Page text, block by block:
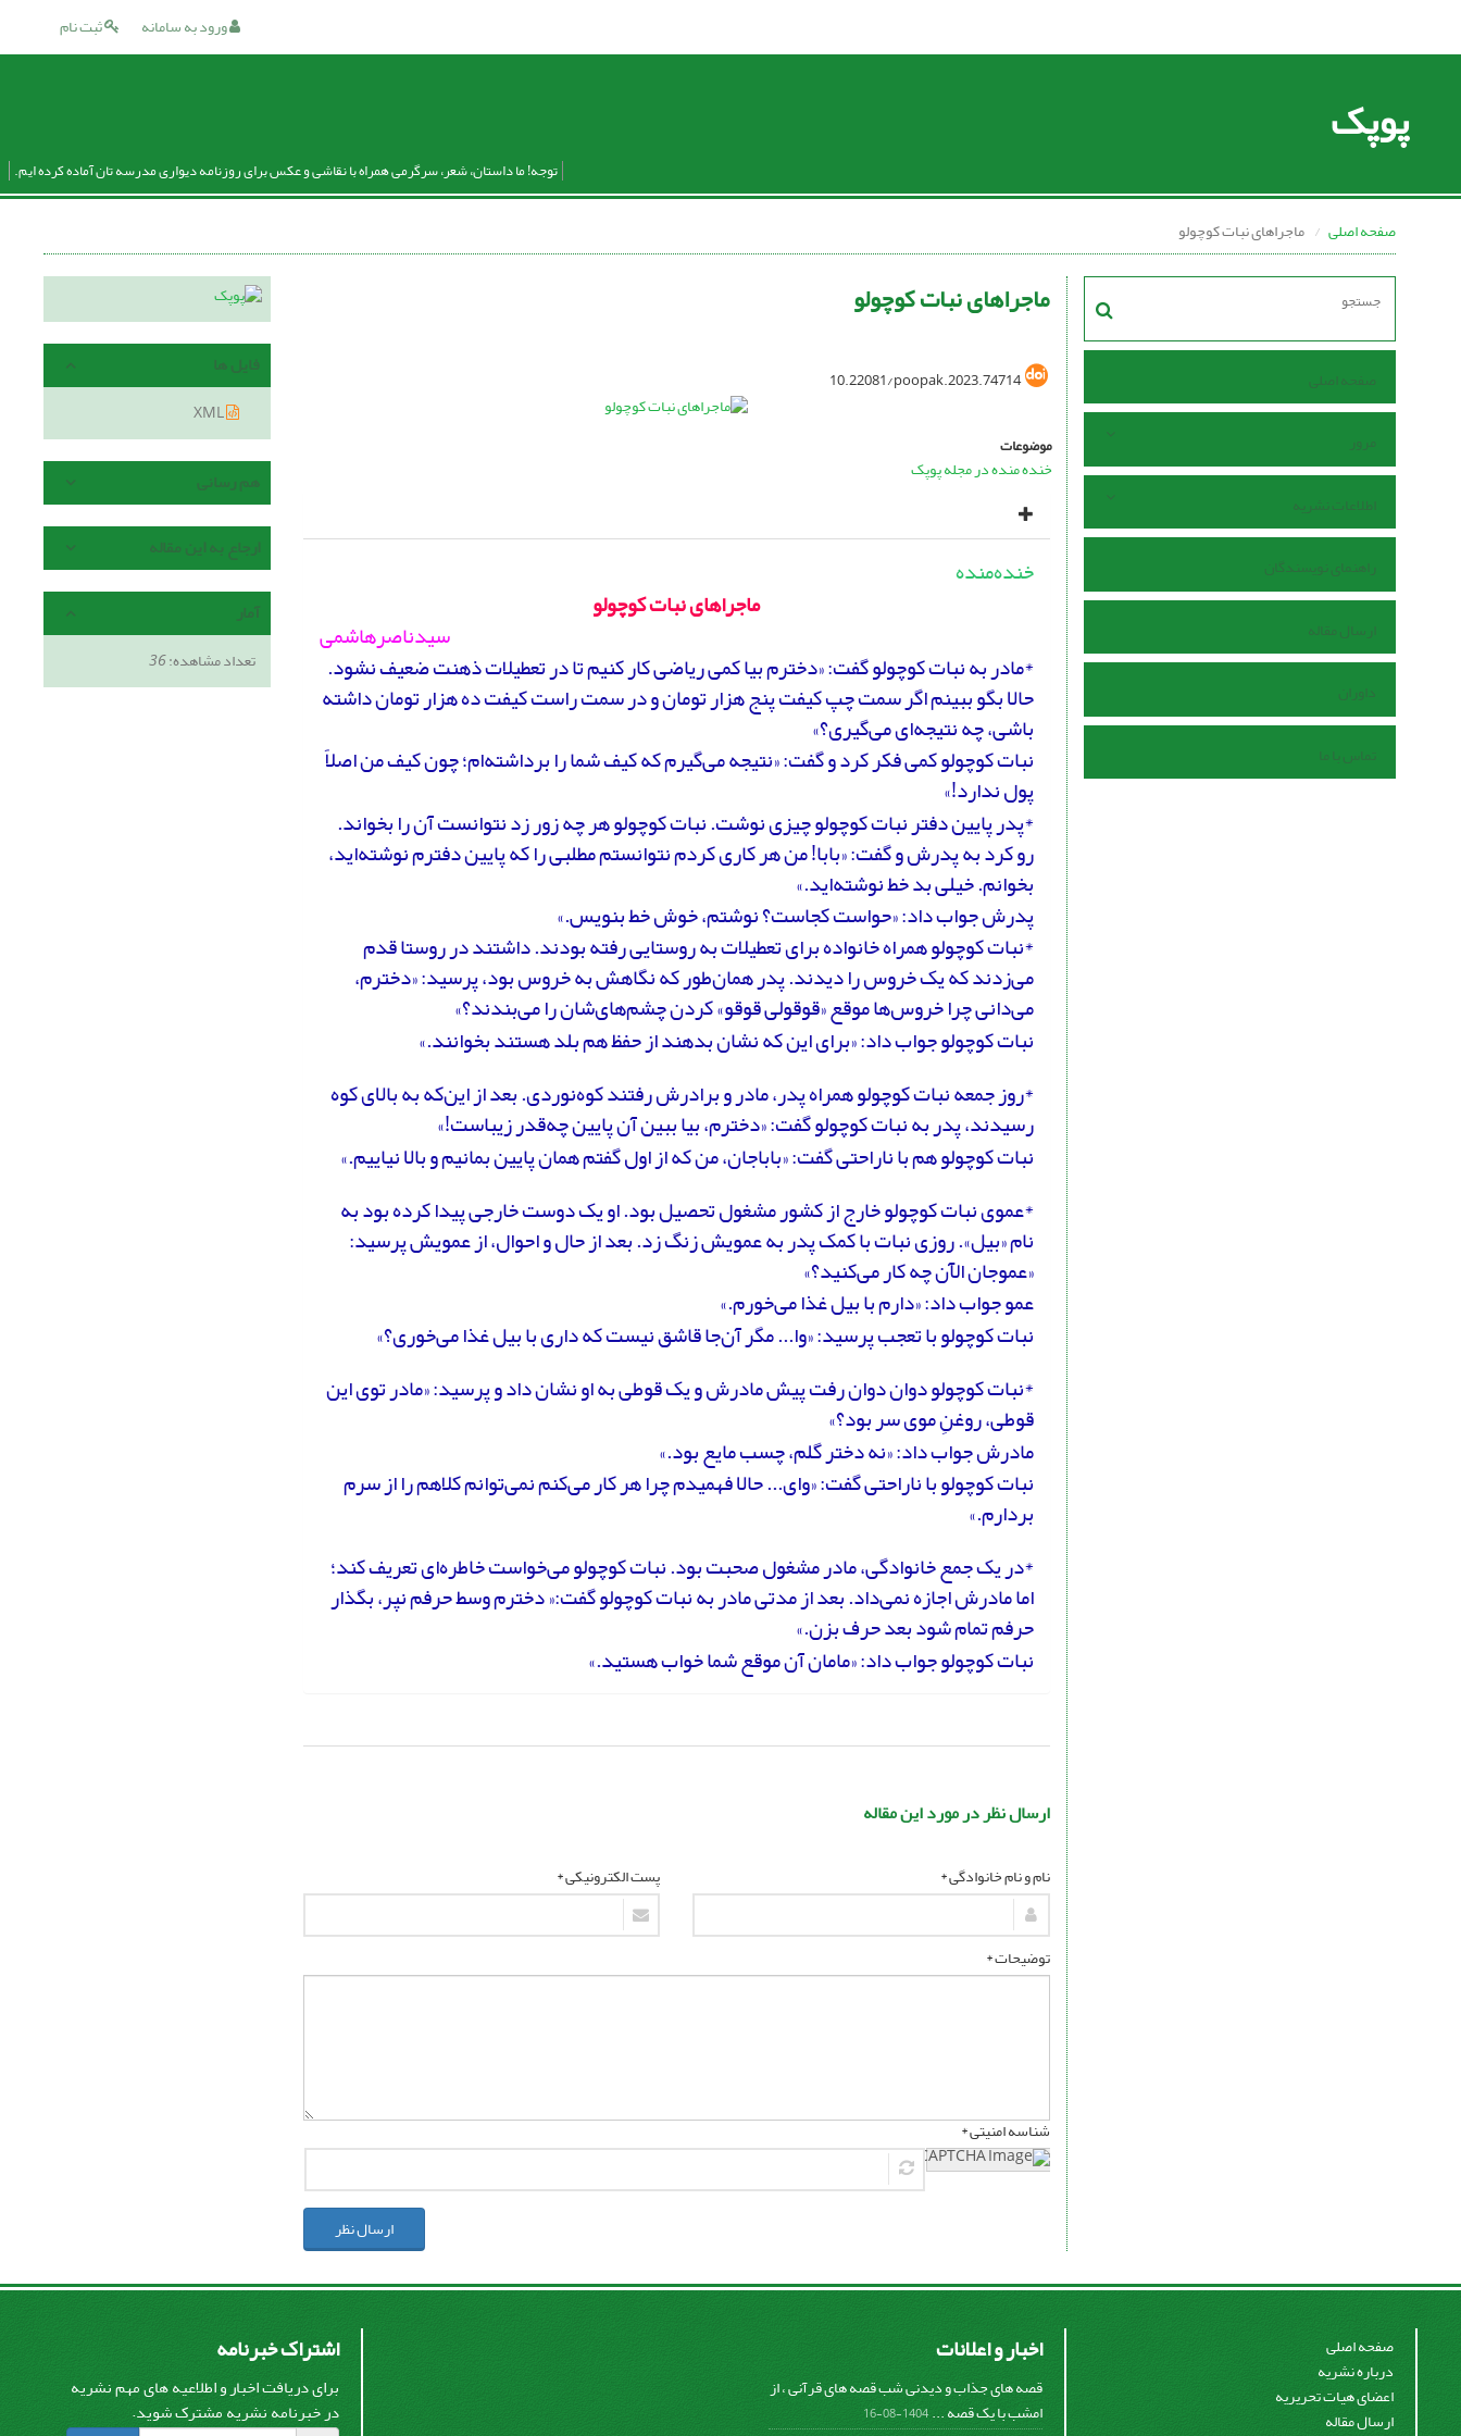
ثبت نام ورود به سامانه
پوپک
توجه! ما داستان، شعر، سرگرمی همراه با نقاشی و عکس برای روزنامه دیواری مدرسه تان آماده کرده ایم.
صفحه اصلی ماجراهای نبات کوچولو
صفحه اصلی
مرور
اطلاعات نشریه
راهنمای نویسندگان
ارسال مقاله
داوران
تماس با ما
ماجراهای نبات کوچولو
10.22081/poopak.2023.74714
موضوعات
خنده منده در مجله پوپک
خنده‌منده
ماجراهای نبات کوچولو
سیدناصرهاشمی
*مادر به نبات کوچولو گفت: «دخترم بیا کمی ریاضی کار کنیم تا در تعطیلات ذهنت ضعیف نشود.
حالا بگو ببینم اگر سمت چپ کیفت پنج هزار تومان و در سمت راست کیفت ده هزار تومان داشته
باشی، چه نتیجه‌ای می‌گیری؟»
نبات کوچولو کمی فکر کرد و گفت: «نتیجه می‌گیرم که کیف شما را برداشته‌ام؛ چون کیف من اصلاً
پول ندارد!»
*پدر پایین دفتر نبات کوچولو چیزی نوشت. نبات کوچولو هر چه زور زد نتوانست آن را بخواند.
رو کرد به پدرش و گفت: «بابا! من هر کاری کردم نتوانستم مطلبی را که پایین دفترم نوشته‌اید،
بخوانم. خیلی بد خط نوشته‌اید.»
پدرش جواب داد: «حواست کجاست؟ نوشتم، خوش خط بنویس.»
*نبات کوچولو همراه خانواده برای تعطیلات به روستایی رفته بودند. داشتند در روستا قدم
می‌زدند که یک خروس را دیدند. پدر همان‌طور که نگاهش به خروس بود، پرسید: «دخترم،
می‌دانی چرا خروس‌ها موقع «قوقولی قوقو» کردن چشم‌های‌شان را می‌بندند؟»
نبات کوچولو جواب داد: «برای این که نشان بدهند از حفظ هم بلد هستند بخوانند.»
*روز جمعه نبات کوچولو همراه پدر، مادر و برادرش رفتند کوه‌نوردی. بعد از این‌که به بالای کوه
رسیدند، پدر به نبات کوچولو گفت: «دخترم، بیا ببین آن پایین چه‌قدر زیباست!»
نبات کوچولو هم با ناراحتی گفت: «باباجان، من که از اول گفتم همان پایین بمانیم و بالا نیاییم.»
*عموی نبات کوچولو خارج از کشور مشغول تحصیل بود. او یک دوست خارجی پیدا کرده بود به
نام «بیل». روزی نبات با کمک پدر به عمویش زنگ زد. بعد از حال و احوال، از عمویش پرسید:
«عموجان الآن چه کار می‌کنید؟»
عمو جواب داد: «دارم با بیل غذا می‌خورم.»
نبات کوچولو با تعجب پرسید: «وا... مگر آن‌جا قاشق نیست که داری با بیل غذا می‌خوری؟»
*نبات کوچولو دوان دوان رفت پیش مادرش و یک قوطی به او نشان داد و پرسید: «مادر توی این
قوطی، روغنِ موی سر بود؟»
مادرش جواب داد: «نه دختر گلم، چسب مایع بود.»
نبات کوچولو با ناراحتی گفت: «وای... حالا فهمیدم چرا هر کار می‌کنم نمی‌توانم کلاهم را از سرم
بردارم.»
*در یک جمع خانوادگی، مادر مشغول صحبت بود. نبات کوچولو می‌خواست خاطره‌ای تعریف کند؛
اما مادرش اجازه نمی‌داد. بعد از مدتی مادر به نبات کوچولو گفت:« دخترم وسط حرفم نپر، بگذار
حرفم تمام شود بعد حرف بزن.»
نبات کوچولو جواب داد: «مامان آن موقع شما خواب هستید.»
ارسال نظر در مورد این مقاله
نام و نام خانوادگی * پست الکترونیکی *
توضیحات *
شناسه امنیتی *
ارسال نظر
فایل ها
XML
هم رسانی
ارجاع به این مقاله
آمار
تعداد مشاهده:36
صفحه اصلی
درباره نشریه
اعضای هیات تحریریه
ارسال مقاله
اخبار و اعلانات
قصه های جذاب و دیدنی شب قصه های قرآنی ، از
امشب با یک قصه ... 1404-08-16
اشتراک خبرنامه
برای دریافت اخبار و اطلاعیه های مهم نشریه
در خبرنامه نشریه مشترک شوید.